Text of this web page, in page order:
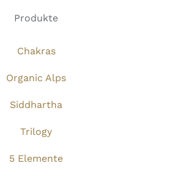
Produkte
Chakras
Organic Alps
Siddhartha
Trilogy
5 Elemente